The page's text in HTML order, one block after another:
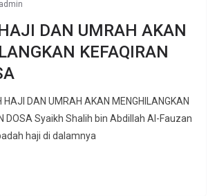
admin
DAN UMRAH AKAN
KEFAQIRAN
HAJI DAN UMRAH AKAN MENGHILANGKAN
DOSA Syaikh Shalih bin Abdillah Al-Fauzan
haji di dalamnya